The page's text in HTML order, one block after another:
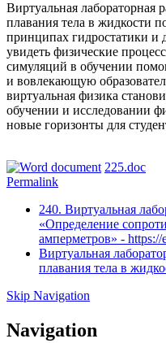
Виртуальная лабораторная
плавания тела в жидкости
принципах гидростатики и
увидеть физические
симуляций в обучении
и вовлекающую
виртуальная физика
обучении и исследовании
новые горизонты для
225.doc
Permalink
240. Виртуальная
«Определение
амперметров» -
Виртуальная
плавания тела в
Skip Navigation
Navigation